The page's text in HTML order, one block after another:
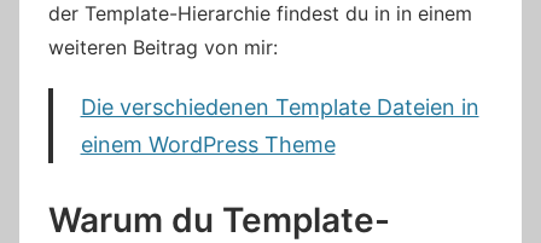
der Template-Hierarchie findest du in in einem
weiteren Beitrag von mir:
Die verschiedenen Template Dateien in
einem WordPress Theme
Warum du Template-